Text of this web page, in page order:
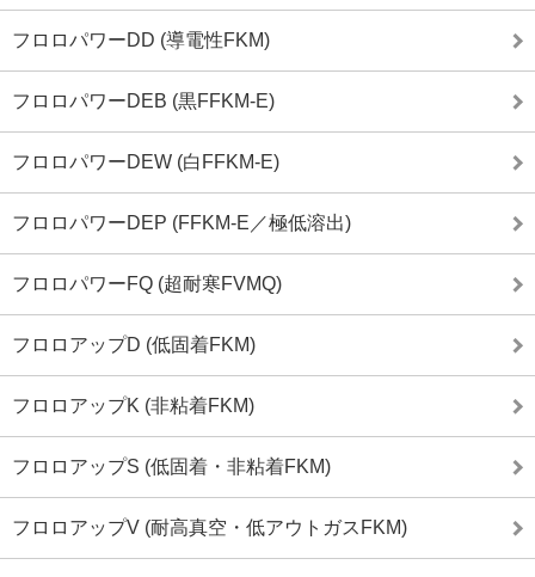
フロロパワーDD (導電性FKM)
フロロパワーDEB (黒FFKM-E)
フロロパワーDEW (白FFKM-E)
フロロパワーDEP (FFKM-E／極低溶出)
フロロパワーFQ (超耐寒FVMQ)
フロロアップD (低固着FKM)
フロロアップK (非粘着FKM)
フロロアップS (低固着・非粘着FKM)
フロロアップV (耐高真空・低アウトガスFKM)